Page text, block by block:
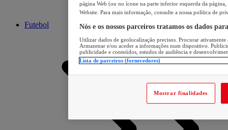
Futebol
página Web (ou no ícone na parte inferior esquerda da página,
Website. Para mais informação, consulte a nossa política de
Nós e os nossos parceiros tratamos os dados
Utilizar dados de geolocalização precisos. Procurar
Armazenar e/ou aceder a informações num dispositivo.
publicidade e conteúdos, estudos de audiência e
Lista de parceiros (fornecedores)
Mostrar finalidades